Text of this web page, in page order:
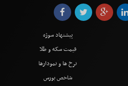
پیشنهاد سوژه
قیمت سکه و طلا
نرخ ها و نمودارها
شاخص بورس